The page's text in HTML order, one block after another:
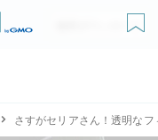
無料ダウンロード
さすがセリアさん！透明な